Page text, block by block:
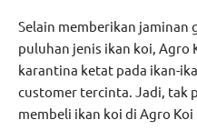
Selain memberikan jaminan
puluhan jenis ikan koi, Agro
karantina ketat pada ikan-
customer tercinta. Jadi, tak
membeli ikan koi di Agro Koi